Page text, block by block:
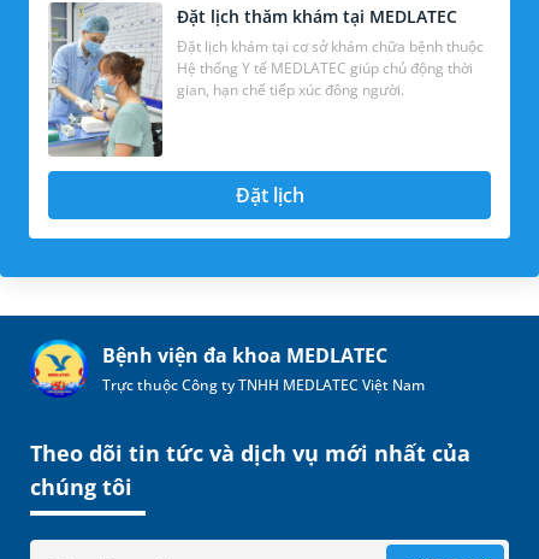
Đặt lịch thăm khám tại MEDLATEC
Đặt lịch khám tại cơ sở khám chữa bệnh thuộc
Hệ thống Y tế MEDLATEC giúp chủ động thời
gian, hạn chế tiếp xúc đông người.
Đặt lịch
Bệnh viện đa khoa MEDLATEC
Trực thuộc Công ty TNHH MEDLATEC Việt Nam
Theo dõi tin tức và dịch vụ mới nhất của
chúng tôi